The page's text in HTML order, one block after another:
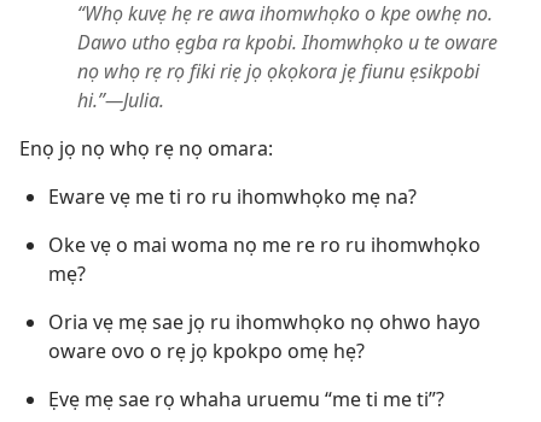
“Whọ kuvẹ hẹ re awa ihomwhọko o kpe owhẹ no.
Dawo utho ẹgba ra kpobi. Ihomwhọko u te oware
nọ whọ rẹ rọ fiki riẹ jọ ọkọkora jẹ fiunu ẹsikpobi
hi.”—Julia.
Enọ jọ nọ whọ rẹ nọ omara:
Eware vẹ me ti ro ru ihomwhọko mẹ na?
Oke vẹ o mai woma nọ me re ro ru ihomwhọko
mẹ?
Oria vẹ mẹ sae jọ ru ihomwhọko nọ ohwo hayo
oware ovo o rẹ jọ kpokpo omẹ hẹ?
Ẹvẹ mẹ sae rọ whaha uruemu “me ti me ti”?